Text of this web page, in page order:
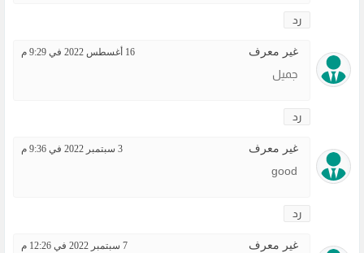
رد
غير معرف 16 أغسطس 2022 في 9:29 م
جميل
رد
غير معرف 3 سبتمبر 2022 في 9:36 م
good
رد
غير معرف 7 سبتمبر 2022 في 12:26 م